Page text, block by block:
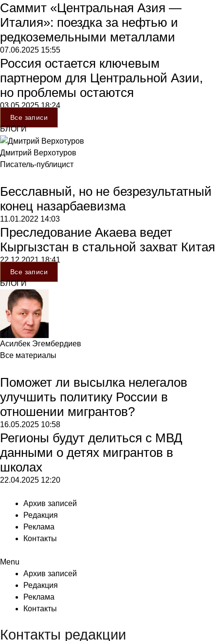
Саммит «Центральная Азия —
Италия»: поездка за нефтью и
редкоземельными металлами
07.06.2025 15:55
Россия остается ключевым
партнером для Центральной Азии,
но проблемы остаются
03.05.202518:24
Все записи
БЛОГИ
Дмитрий Верхотуров
Писатель-публицист
Бесславный, но не безрезультатный
конец назарбаевизма
11.01.2022 14:03
Преследование Акаева ведет
Кыргызстан в стальной захват Китая
22.12.202118:41
Все записи
БЛОГИ
Асилбек Эгембердиев
Все материалы
Поможет ли высылка нелегалов
улучшить политику России в
отношении мигрантов?
16.05.2025 10:58
Регионы будут делиться с МВД
данными о детях мигрантов в
школах
22.04.2025 12:20
Архив записей
Редакция
Реклама
Контакты
Menu
Архив записей
Редакция
Реклама
Контакты
Контакты редакции